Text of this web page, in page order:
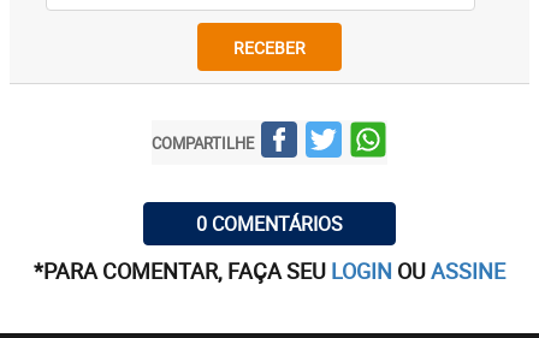
RECEBER
COMPARTILHE
0 COMENTÁRIOS
*PARA COMENTAR, FAÇA SEU LOGIN OUASSINE